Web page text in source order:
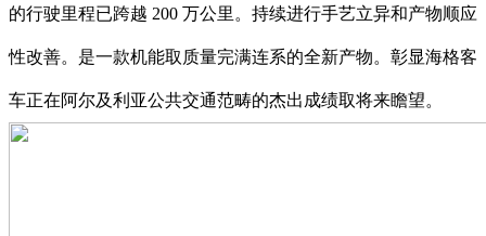
的行驶里程已跨越 200 万公里。持续进行手艺立异和产物顺应
性改善。是一款机能取质量完满连系的全新产物。彰显海格客
车正在阿尔及利亚公共交通范畴的杰出成绩取将来瞻望。